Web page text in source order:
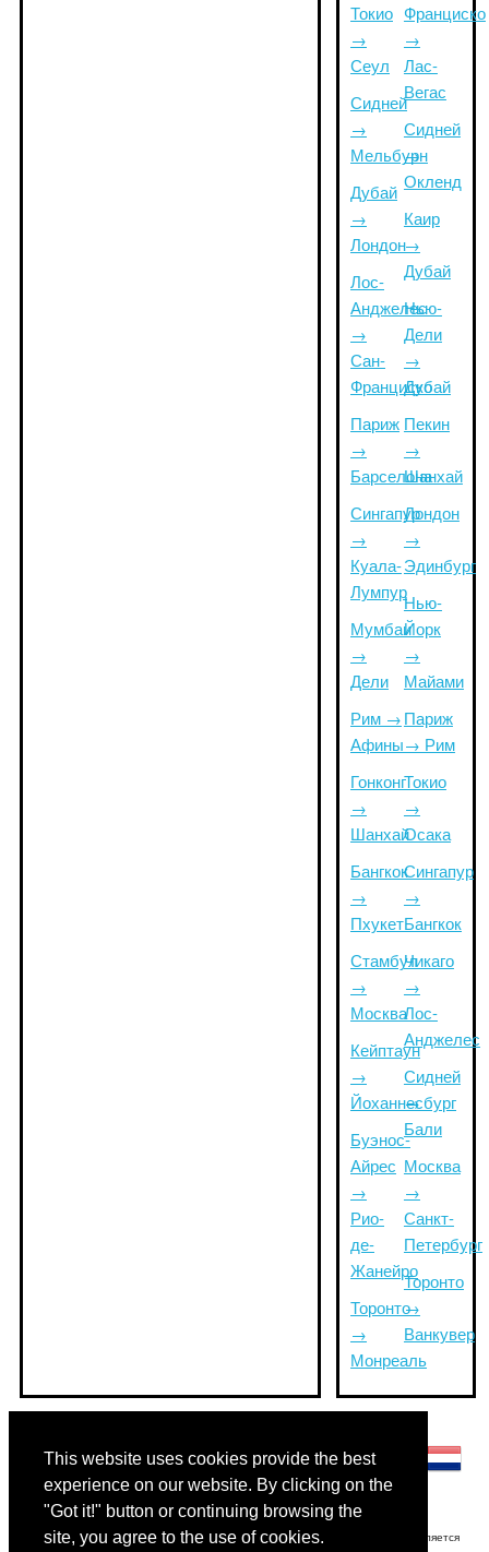
This website uses cookies provide the best
experience on our website. By clicking on the
"Got it!" button or continuing browsing the
site, you agree to the use of cookies.
Токио
→
Сеул
Сидней
→
Мельбурн
Дубай
→
Лондон
Лос-
Анджелес
→
Сан-
Франциско
Париж
→
Барселона
Сингапур
→
Куала-
Лумпур
Мумбаи
→
Дели
Рим →
Афины
Гонконг
→
Шанхай
Бангкок
→
Пхукет
Стамбул
→
Москва
Кейптаун
→
Йоханнесбург
Буэнос-
Айрес
→
Рио-
де-
Жанейро
Торонто
→
Монреаль
Франциско
→
Лас-
Вегас
Сидней
→
Окленд
Каир
→
Дубай
Нью-
Дели
→
Дубай
Пекин
→
Шанхай
Лондон
→
Эдинбург
Нью-
Йорк
→
Майами
Париж
→ Рим
Токио
→
Осака
Сингапур
→
Бангкок
Чикаго
→
Лос-
Анджелес
Сидней
→
Бали
Москва
→
Санкт-
Петербург
Торонто
→
Ванкувер
Отказ от ответственности: Информация, отображаемая на этом сайте, является